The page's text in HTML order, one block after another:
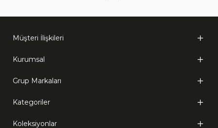
Müşteri İlişkileri
Kurumsal
Grup Markaları
Kategoriler
Koleksiyonlar